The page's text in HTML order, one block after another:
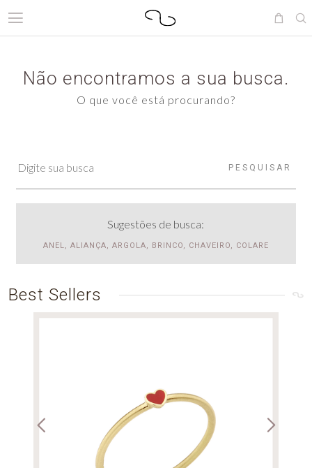
Não encontramos a sua busca.
O que você está procurando?
PESQUISAR
Sugestões de busca:
ANEL, ALIANÇA, ARGOLA, BRINCO, CHAVEIRO, COLARE
Best Sellers